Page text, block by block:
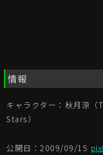
情報
キャラクター：秋月涼
Stars）
公開日：2009/09/15